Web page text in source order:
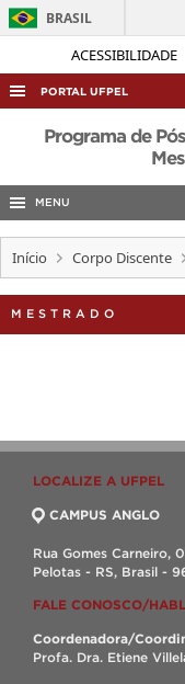
ACESSIBILIDADE
BRASIL
PORTAL UFPEL
ACESSO À INFORMAÇÃO
COBALTO
CONCURSOS
EDITAIS
INTERNACIONAL
Programa de
MENU
Início Corpo Discente
MESTRADO
LOCALIZE A UFPEL
CAMPUS ANGLO
Rua Gomes Carneiro,
Pelotas - RS, Brasil -
FALE CONOSCO/
Coordenadora/
Profa. Dra. Etiene